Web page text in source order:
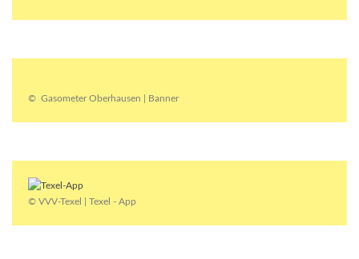
© Gasometer Oberhausen | Banner
© VVV-Texel | Texel - App